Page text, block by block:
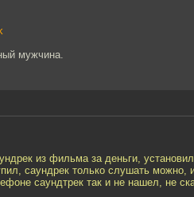
мужчина.
из фильма за деньги,
саундрек только слушать можно,
саундтрек так и не нашел, не